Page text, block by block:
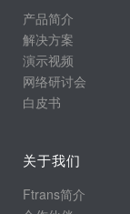
产品简介
解决方案
演示视频
网络研讨会
白皮书
关于我们
Ftrans简介